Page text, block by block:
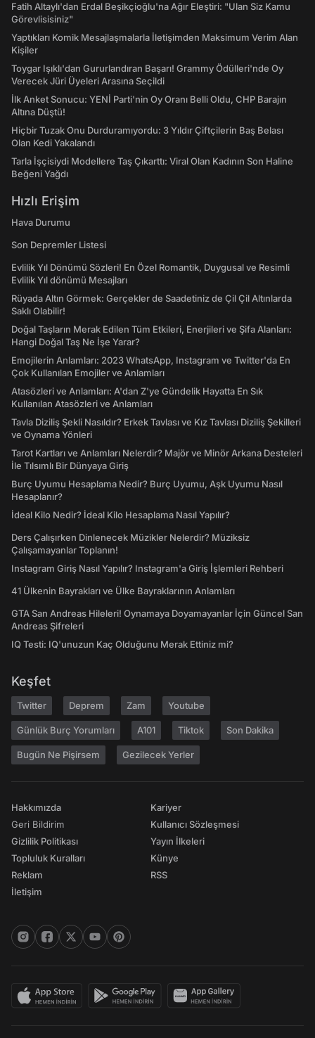
Fatih Altaylı'dan Erdal Beşikçioğlu'na Ağır Eleştiri: "Ulan Siz Kamu
Görevlisisiniz"
Yaptıkları Komik Mesajlaşmalarla İletişimden Maksimum Verim Alan
Kişiler
Toygar Işıklı'dan Gururlandıran Başarı! Grammy Ödülleri'nde Oy
Verecek Jüri Üyeleri Arasına Seçildi
İlk Anket Sonucu: YENİ Parti'nin Oy Oranı Belli Oldu, CHP Barajın
Altına Düştü!
Hiçbir Tuzak Onu Durduramıyordu: 3 Yıldır Çiftçilerin Baş Belası
Olan Kedi Yakalandı
Tarla İşçisiydi Modellere Taş Çıkarttı: Viral Olan Kadının Son Haline
Beğeni Yağdı
Hızlı Erişim
Hava Durumu
Son Depremler Listesi
Evlilik Yıl Dönümü Sözleri! En Özel Romantik, Duygusal ve Resimli
Evlilik Yıl dönümü Mesajları
Rüyada Altın Görmek: Gerçekler de Saadetiniz de Çil Çil Altınlarda
Saklı Olabilir!
Doğal Taşların Merak Edilen Tüm Etkileri, Enerjileri ve Şifa Alanları:
Hangi Doğal Taş Ne İşe Yarar?
Emojilerin Anlamları: 2023 WhatsApp, Instagram ve Twitter'da En
Çok Kullanılan Emojiler ve Anlamları
Atasözleri ve Anlamları: A'dan Z'ye Gündelik Hayatta En Sık
Kullanılan Atasözleri ve Anlamları
Tavla Diziliş Şekli Nasıldır? Erkek Tavlası ve Kız Tavlası Diziliş Şekilleri
ve Oynama Yönleri
Tarot Kartları ve Anlamları Nelerdir? Majör ve Minör Arkana Desteleri
İle Tılsımlı Bir Dünyaya Giriş
Burç Uyumu Hesaplama Nedir? Burç Uyumu, Aşk Uyumu Nasıl
Hesaplanır?
İdeal Kilo Nedir? İdeal Kilo Hesaplama Nasıl Yapılır?
Ders Çalışırken Dinlenecek Müzikler Nelerdir? Müziksiz
Çalışamayanlar Toplanın!
Instagram Giriş Nasıl Yapılır? Instagram'a Giriş İşlemleri Rehberi
41 Ülkenin Bayrakları ve Ülke Bayraklarının Anlamları
GTA San Andreas Hileleri! Oynamaya Doyamayanlar İçin Güncel San
Andreas Şifreleri
IQ Testi: IQ'unuzun Kaç Olduğunu Merak Ettiniz mi?
Keşfet
Twitter Deprem Zam Youtube
Günlük Burç Yorumları A101 Tiktok Son Dakika
Bugün Ne Pişirsem Gezilecek Yerler
Hakkımızda
Geri Bildirim
Gizlilik Politikası
Topluluk Kuralları
Reklam
İletişim
Kariyer
Kullanıcı Sözleşmesi
Yayın İlkeleri
Künye
RSS